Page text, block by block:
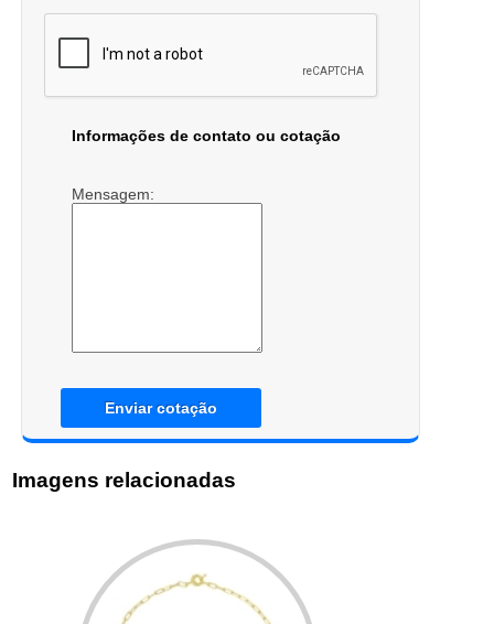
Informações de contato ou cotação
Mensagem:
Enviar cotação
Imagens relacionadas